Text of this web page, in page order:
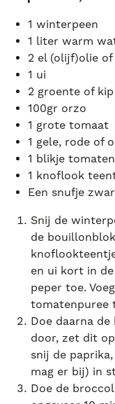
1 winterpeen
1 liter warm
2 el (olijf)olie
1 ui
2 groente of
100gr orzo
1 grote tomaat
1 gele, rode of
1 blikje
1 knoflook
Een snufje
Snij de
de
en ui kort in
peper toe.
tomatenpuree
Doe daarna
door, zet dit
snij de
mag er bij) in
Doe de